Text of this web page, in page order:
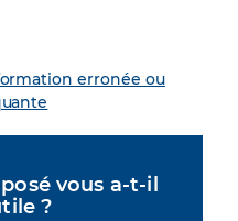
erronée ou
vous a-t-il
?